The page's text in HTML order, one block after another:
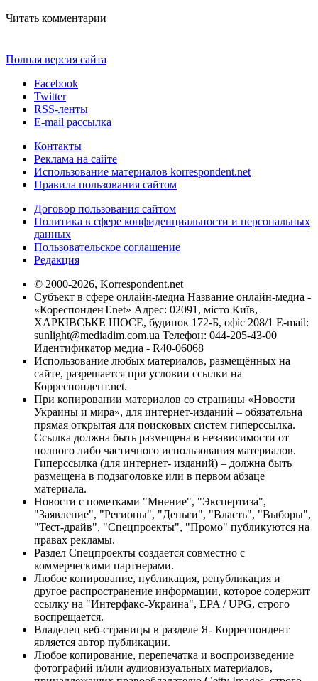
Читать комментарии
Полная версия сайта
Facebook
Twitter
RSS-ленты
E-mail рассылка
Контакты
Реклама на сайте
Использование материалов korrespondent.net
Правила пользования сайтом
Договор пользования сайтом
Политика в сфере конфиденциальности и персональных
данных
Пользовательское соглашение
Редакция
© 2000-2026, Korrespondent.net
Субъект в сфере онлайн-медиа Название онлайн-медиа -
«КореспонденТ.net» Адрес: 02091, місто Київ,
ХАРКІВСЬКЕ ШОСЕ, будинок 172-Б, офіс 208/1 E-mail:
sunlight@mediadim.com.ua Телефон: 044-205-43-00
Идентификатор медиа - R40-06068
Использование любых материалов, размещённых на
сайте, разрешается при условии ссылки на
Корреспондент.net.
При копировании материалов со страницы «Новости
Украины и мира», для интернет-изданий – обязательна
прямая открытая для поисковых систем гиперссылка.
Ссылка должна быть размещена в независимости от
полного либо частичного использования материалов.
Гиперссылка (для интернет- изданий) – должна быть
размещена в подзаголовке или в первом абзаце
материала.
Новости с пометками "Мнение", "Экспертиза",
"Заявление", "Регионы", "Деньги", "Власть", "Выборы",
"Тест-драйв", "Спецпроекты", "Промо" публикуются на
правах рекламы.
Раздел Спецпроекты создается совместно с
коммерческими партнерами.
Любое копирование, публикация, републикация и
другое распространение информации, которое содержит
ссылку на "Интерфакс-Украина", EPA / UPG, строго
воспрещается.
Владелец веб-страницы в разделе Я- Корреспондент
является автор публикации.
Любое копирование, перепечатка и воспроизведение
фотографий и/или аудиовизуальных материалов,